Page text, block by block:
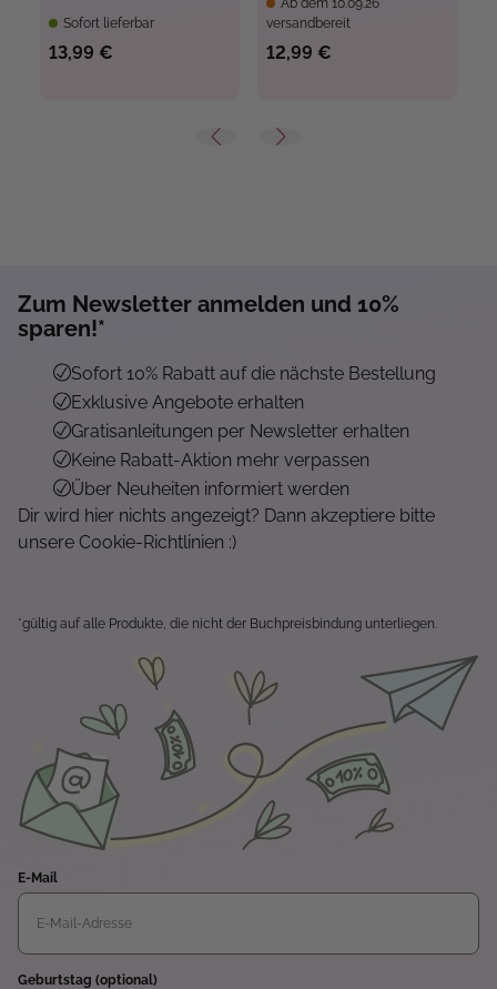
Sofort lieferbar
13,99 €
Ab dem 10.09.26
versandbereit
12,99 €
Zum Newsletter anmelden und 10%
sparen!*
Sofort 10% Rabatt auf die nächste Bestellung
Exklusive Angebote erhalten
Gratisanleitungen per Newsletter erhalten
Keine Rabatt-Aktion mehr verpassen
Über Neuheiten informiert werden
Dir wird hier nichts angezeigt? Dann akzeptiere bitte
unsere Cookie-Richtlinien :)
*gültig auf alle Produkte, die nicht der Buchpreisbindung unterliegen.
E-Mail
Geburtstag (optional)